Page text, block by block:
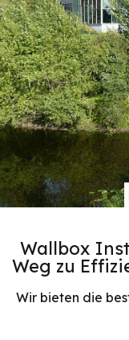
Wallbox
Weg zu
Wir bieten die